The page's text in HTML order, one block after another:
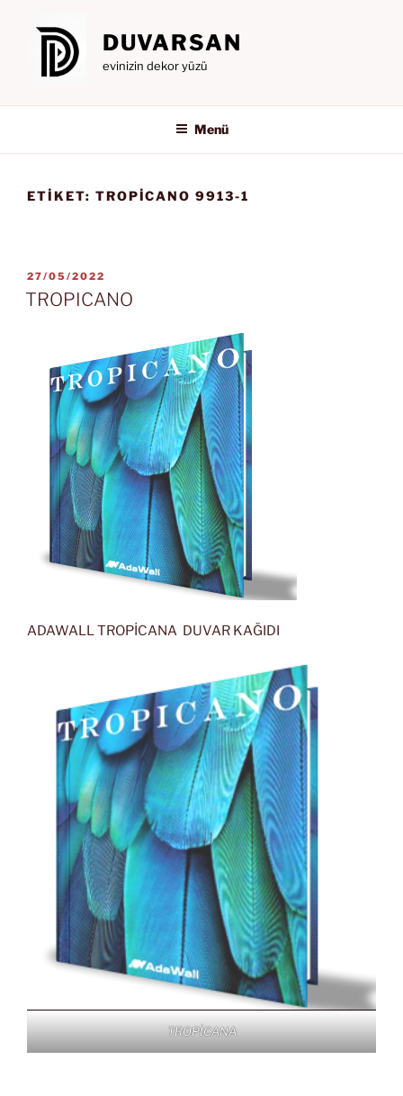
DUVARSAN
evinizin dekor yüzü
Menü
ETIKET: TROPICANO 9913-1
YAYIM
TARIHI
27/05/2022
TROPICANO
ADAWALL TROPİCANA DUVAR KAĞIDI
TROPİCANA